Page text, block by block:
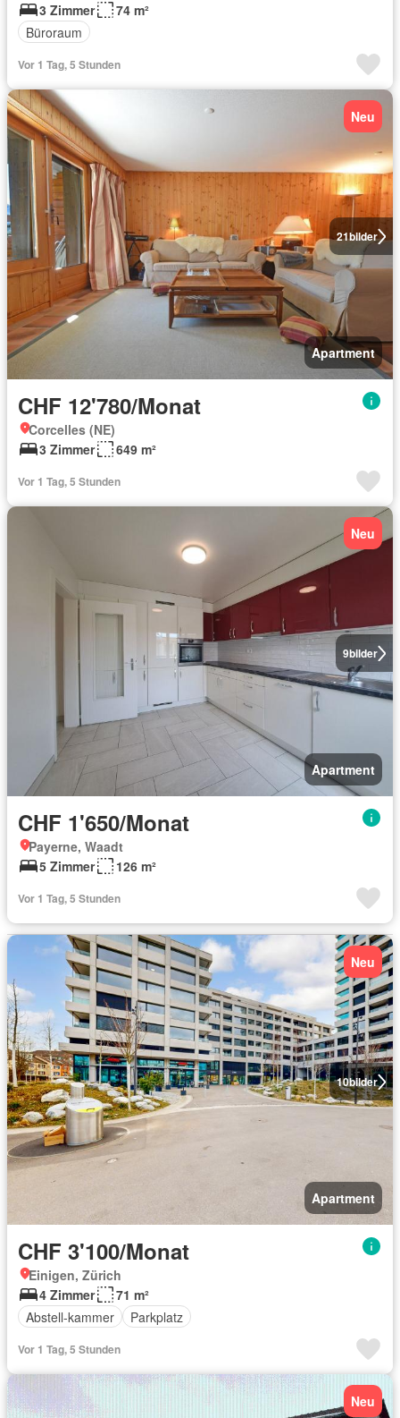
3 Zimmer
74 m²
Büroraum
Vor 1 Tag, 5 Stunden
21bilder
Neu
Apartment
CHF 12'780/Monat
Corcelles (NE)
3 Zimmer
649 m²
Vor 1 Tag, 5 Stunden
9bilder
Neu
Apartment
CHF 1'650/Monat
Payerne, Waadt
5 Zimmer
126 m²
Vor 1 Tag, 5 Stunden
10bilder
Neu
Apartment
CHF 3'100/Monat
Einigen, Zürich
4 Zimmer
71 m²
Abstell-kammer
Parkplatz
Vor 1 Tag, 5 Stunden
Neu